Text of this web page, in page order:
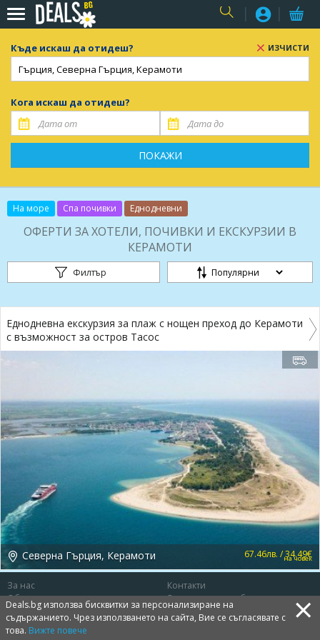
USER
Къде искаш да отидеш? ИЗЧИСТИ
Кога искаш да отидеш?
ПОКАЖИ
На море Спа почивки Еднодневни
ОФЕРТИ ЗА ХОТЕЛИ, ПОЧИВКИ И ЕКСКУРЗИИ В
КЕРАМОТИ
Филтър
Еднодневна екскурзия за плаж с нощен преход до Керамоти
с възможност за остров Тасос
Северна Гърция, Керамоти 67.46лв. / 34.49€
на човек
За нас
Контакти
Общи условия
Защита на потребителя
Политика за лични данни
Бисквитки
Deals.bg използва бисквитки за персонализиране на
съдържанието. Чрез използването на сайта, Вие се съгласявате с
това. Вижте повече ×